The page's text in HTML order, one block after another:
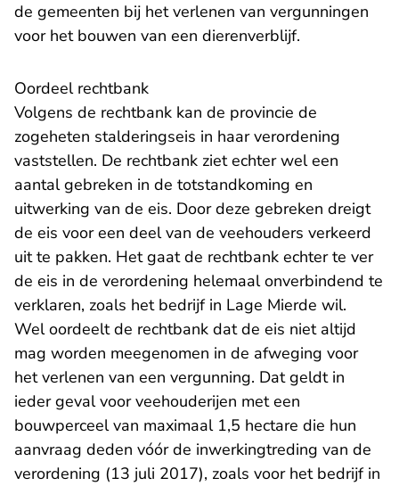
de gemeenten bij het verlenen van vergunningen
voor het bouwen van een dierenverblijf.
Oordeel rechtbank
Volgens de rechtbank kan de provincie de
zogeheten stalderingseis in haar verordening
vaststellen. De rechtbank ziet echter wel een
aantal gebreken in de totstandkoming en
uitwerking van de eis. Door deze gebreken dreigt
de eis voor een deel van de veehouders verkeerd
uit te pakken. Het gaat de rechtbank echter te ver
de eis in de verordening helemaal onverbindend te
verklaren, zoals het bedrijf in Lage Mierde wil.
Wel oordeelt de rechtbank dat de eis niet altijd
mag worden meegenomen in de afweging voor
het verlenen van een vergunning. Dat geldt in
ieder geval voor veehouderijen met een
bouwperceel van maximaal 1,5 hectare die hun
aanvraag deden vóór de inwerkingtreding van de
verordening (13 juli 2017), zoals voor het bedrijf in